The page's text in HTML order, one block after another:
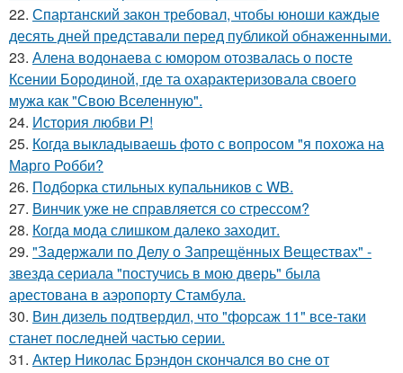
22. Спартанский закон требовал, чтобы юноши каждые
десять дней представали перед публикой обнаженными.
23. Алена водонаева с юмором отозвалась о посте
Ксении Бородиной, где та охарактеризовала своего
мужа как "Свою Вселенную".
24. История любви P!
25. Когда выкладываешь фото с вопросом "я похожа на
Марго Робби?
26. Подборка стильных купальников с WB.
27. Винчик уже не справляется со стрессом?
28. Когда мода слишком далеко заходит.
29. "Задержали по Делу о Запрещённых Веществах" -
звезда сериала "постучись в мою дверь" была
арестована в аэропорту Стамбула.
30. Вин дизель подтвердил, что "форсаж 11" все-таки
станет последней частью серии.
31. Актер Николас Брэндон скончался во сне от